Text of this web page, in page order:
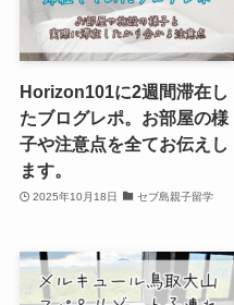
Horizon101に2週間滞在し
たブログレポ。お部屋の様
子や注意点を全てお伝えし
ます。
2025年10月18日 セブ島親子留学